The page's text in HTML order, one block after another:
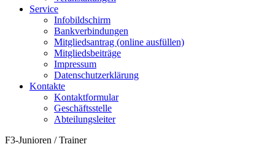
Service
Infobildschirm
Bankverbindungen
Mitgliedsantrag (online ausfüllen)
Mitgliedsbeiträge
Impressum
Datenschutzerklärung
Kontakte
Kontaktformular
Geschäftsstelle
Abteilungsleiter
F3-Junioren / Trainer